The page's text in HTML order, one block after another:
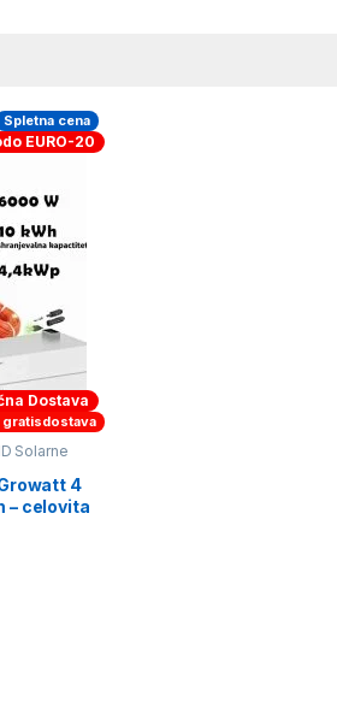
Spletna cena
EURO-20
Dostava
gratisdostava
Solarne
4
– celovita